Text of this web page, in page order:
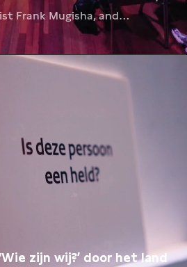
Frank Mugisha, and
Munk to share their
zijn wij?’ door het land